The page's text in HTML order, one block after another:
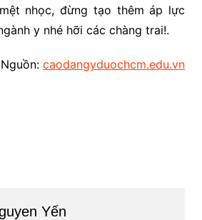
nhọc, đừng tạo thêm áp lực
y nhé hỡi các chàng trai!.
Nguồn:caodangyduochcm.edu.vn
Yến